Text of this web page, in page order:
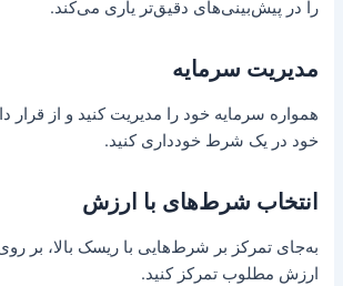
را در پیش‌بینی‌های دقیق‌تر یاری می‌کند.
مدیریت سرمایه
همواره سرمایه خود را مدیریت کنید و از قرار
خود در یک شرط خودداری کنید.
انتخاب شرط‌های با ارزش
به‌جای تمرکز بر شرط‌هایی با ریسک بالا، بر روی
ارزش مطلوب تمرکز کنید.